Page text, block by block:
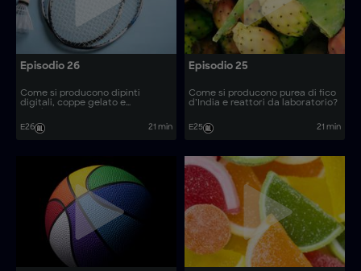
Episodio 26
Come si producono dipinti
digitali, coppe gelato e
E26
21 min
Episodio 25
Come si producono purea di fico
d’India e reattori da laboratorio?
E25 21 min